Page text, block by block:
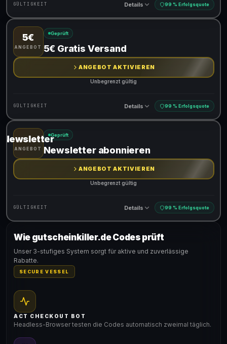
GÜLTIGKEIT Details 99 % Erfolgsquote
Gültig für teilnehmende Produkte
5€
ANGEBOT
Geprüft
5€ Gratis Versand
ANGEBOT AKTIVIEREN
Unbegrenzt gültig
GÜLTIGKEIT Details 99 % Erfolgsquote
Gültig für teilnehmende Produkte
Newsletter
ANGEBOT
Geprüft
Newsletter abonnieren
ANGEBOT AKTIVIEREN
Unbegrenzt gültig
GÜLTIGKEIT Details 99 % Erfolgsquote
Gültig für teilnehmende Produkte
Wie gutscheinkiller.de Codes prüft
Unser 3-stufiges System sorgt für aktive und zuverlässige
Rabatte.
SECURE VESSEL
ACT CHECKOUT BOT
Headless-Browser testen die Codes automatisch zweimal täglich.